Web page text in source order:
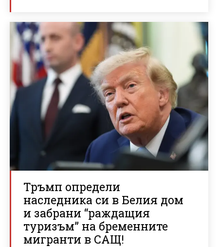
Тръмп определи
наследника си в Белия дом
и забрани “раждащия
туризъм” на бременните
мигранти в САЩ!